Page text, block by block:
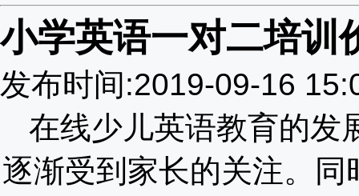
小学英语一对二培训
发布时间:2019-09-16
在线少儿英语教育的发
逐渐受到家长的关注。